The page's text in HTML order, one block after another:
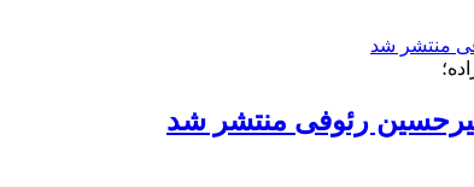
رئوفی منتشر شد